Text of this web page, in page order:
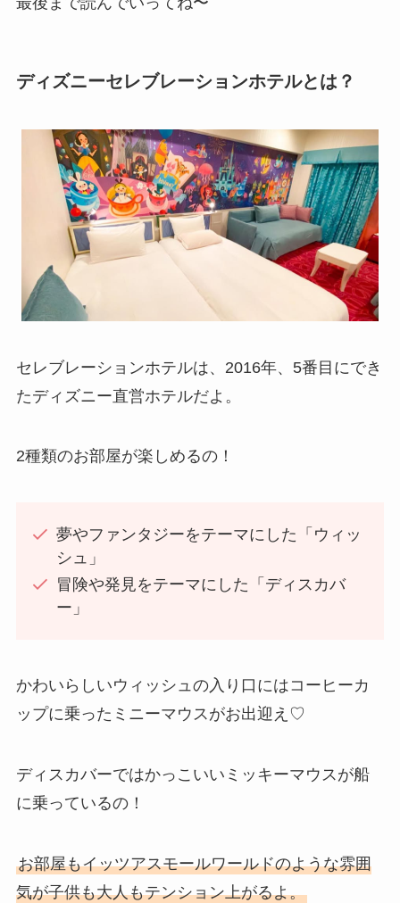
ディズニーセレブレーションホテルとは？
セレブレーションホテルは、2016年、5番目にでき
たディズニー直営ホテルだよ。
2種類のお部屋が楽しめるの！
夢やファンタジーをテーマにした「ウィッ
シュ」
冒険や発見をテーマにした「ディスカバ
ー」
かわいらしいウィッシュの入り口にはコーヒーカ
ップに乗ったミニーマウスがお出迎え♡
ディスカバーではかっこいいミッキーマウスが船
に乗っているの！
お部屋もイッツアスモールワールドのような雰囲
気が子供も大人もテンション上がるよ。